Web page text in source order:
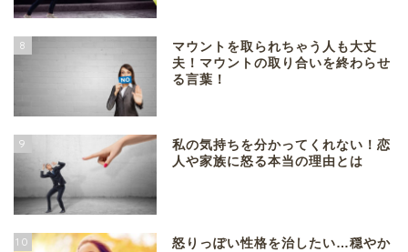
8
マウントを取られちゃう人も大丈
夫！マウントの取り合いを終わらせ
る言葉！
9
私の気持ちを分かってくれない！恋
人や家族に怒る本当の理由とは
10
怒りっぽい性格を治したい…穏やか